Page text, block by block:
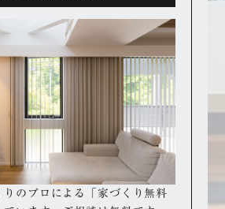
りのプロによる「家づくり無料